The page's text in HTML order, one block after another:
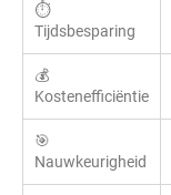
⏱️
Tijdsbesparing
💰
Kostenefficiëntie
🎯
Nauwkeurigheid